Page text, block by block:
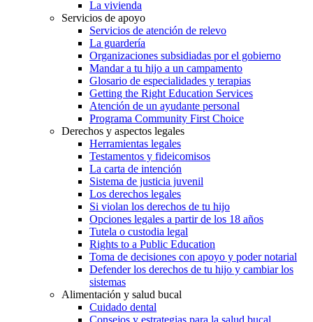
La vivienda
Servicios de apoyo
Servicios de atención de relevo
La guardería
Organizaciones subsidiadas por el gobierno
Mandar a tu hijo a un campamento
Glosario de especialidades y terapias
Getting the Right Education Services
Atención de un ayudante personal
Programa Community First Choice
Derechos y aspectos legales
Herramientas legales
Testamentos y fideicomisos
La carta de intención
Sistema de justicia juvenil
Los derechos legales
Si violan los derechos de tu hijo
Opciones legales a partir de los 18 años
Tutela o custodia legal
Rights to a Public Education
Toma de decisiones con apoyo y poder notarial
Defender los derechos de tu hijo y cambiar los
sistemas
Alimentación y salud bucal
Cuidado dental
Consejos y estrategias para la salud bucal